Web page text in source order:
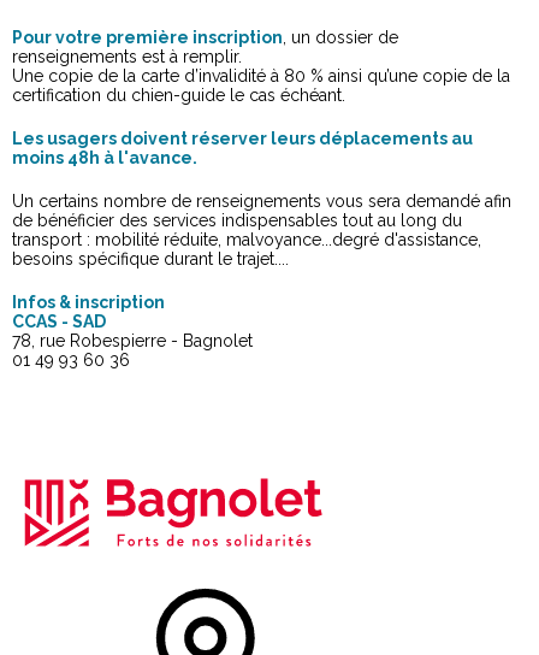
Pour votre première inscription , un dossier de
renseignements est à remplir.
Une copie de la carte d’invalidité à 80 % ainsi qu’une copie de la
certification du chien-guide le cas échéant.
Les usagers doivent réserver leurs déplacements au
moins 48h à l'avance.
Un certains nombre de renseignements vous sera demandé afin
de bénéficier des services indispensables tout au long du
transport : mobilité réduite, malvoyance...degré d'assistance,
besoins spécifique durant le trajet....
Infos & inscription
CCAS - SAD
78, rue Robespierre - Bagnolet
01 49 93 60 36